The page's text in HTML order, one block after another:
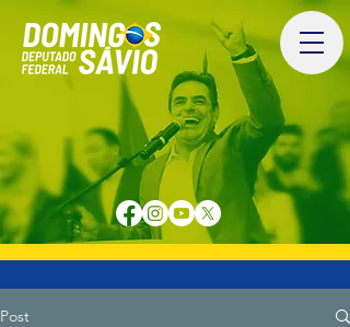
Post